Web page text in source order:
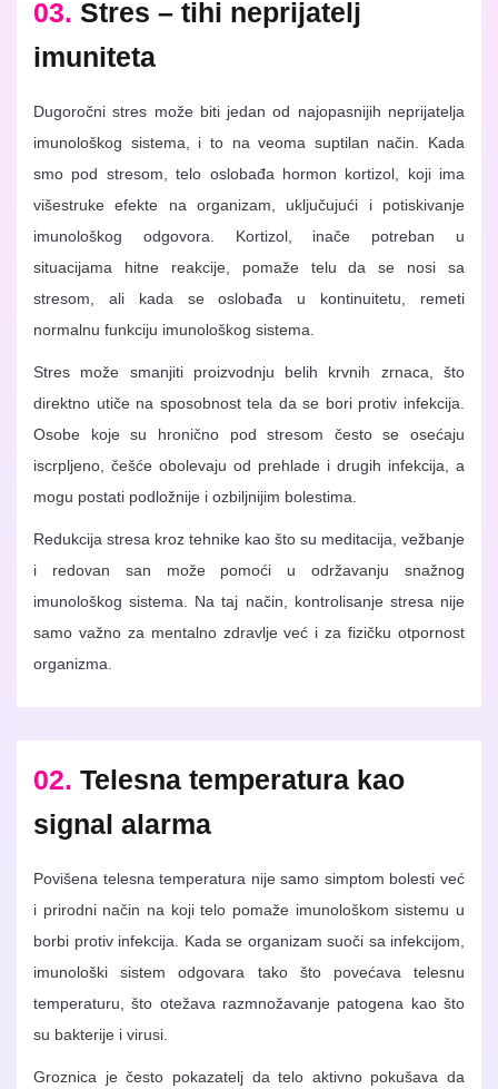
03. Stres – tihi neprijatelj
imuniteta
Dugoročni stres može biti jedan od najopasnijih neprijatelja
imunološkog sistema, i to na veoma suptilan način. Kada
smo pod stresom, telo oslobađa hormon kortizol, koji ima
višestruke efekte na organizam, uključujući i potiskivanje
imunološkog odgovora. Kortizol, inače potreban u
situacijama hitne reakcije, pomaže telu da se nosi sa
stresom, ali kada se oslobađa u kontinuitetu, remeti
normalnu funkciju imunološkog sistema.
Stres može smanjiti proizvodnju belih krvnih zrnaca, što
direktno utiče na sposobnost tela da se bori protiv infekcija.
Osobe koje su hronično pod stresom često se osećaju
iscrpljeno, češće obolevaju od prehlade i drugih infekcija, a
mogu postati podložnije i ozbiljnijim bolestima.
Redukcija stresa kroz tehnike kao što su meditacija, vežbanje
i redovan san može pomoći u održavanju snažnog
imunološkog sistema. Na taj način, kontrolisanje stresa nije
samo važno za mentalno zdravlje već i za fizičku otpornost
organizma.
02. Telesna temperatura kao
signal alarma
Povišena telesna temperatura nije samo simptom bolesti već
i prirodni način na koji telo pomaže imunološkom sistemu u
borbi protiv infekcija. Kada se organizam suoči sa infekcijom,
imunološki sistem odgovara tako što povećava telesnu
temperaturu, što otežava razmnožavanje patogena kao što
su bakterije i virusi.
Groznica je često pokazatelj da telo aktivno pokušava da